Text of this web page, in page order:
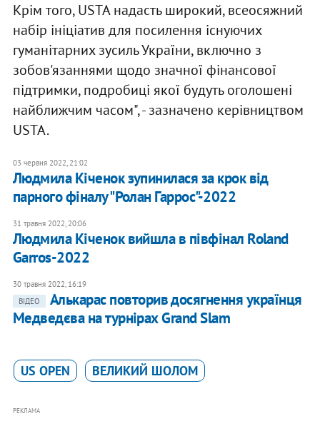
Крім того, USTA надасть широкий, всеосяжний
набір ініціатив для посилення існуючих
гуманітарних зусиль України, включно з
зобов'язаннями щодо значної фінансової
підтримки, подробиці якої будуть оголошені
найближчим часом", - зазначено керівництвом
USTA.
03 червня 2022, 21:02
Людмила Кіченок зупинилася за крок від
парного фіналу "Ролан Гаррос"-2022
31 травня 2022, 20:06
Людмила Кіченок вийшла в півфінал Roland
Garros-2022
30 травня 2022, 16:19
ВІДЕО
Алькарас повторив досягнення українця
Медведєва на турнірах Grand Slam
US OPEN ВЕЛИКИЙ ШОЛОМ
РЕКЛАМА